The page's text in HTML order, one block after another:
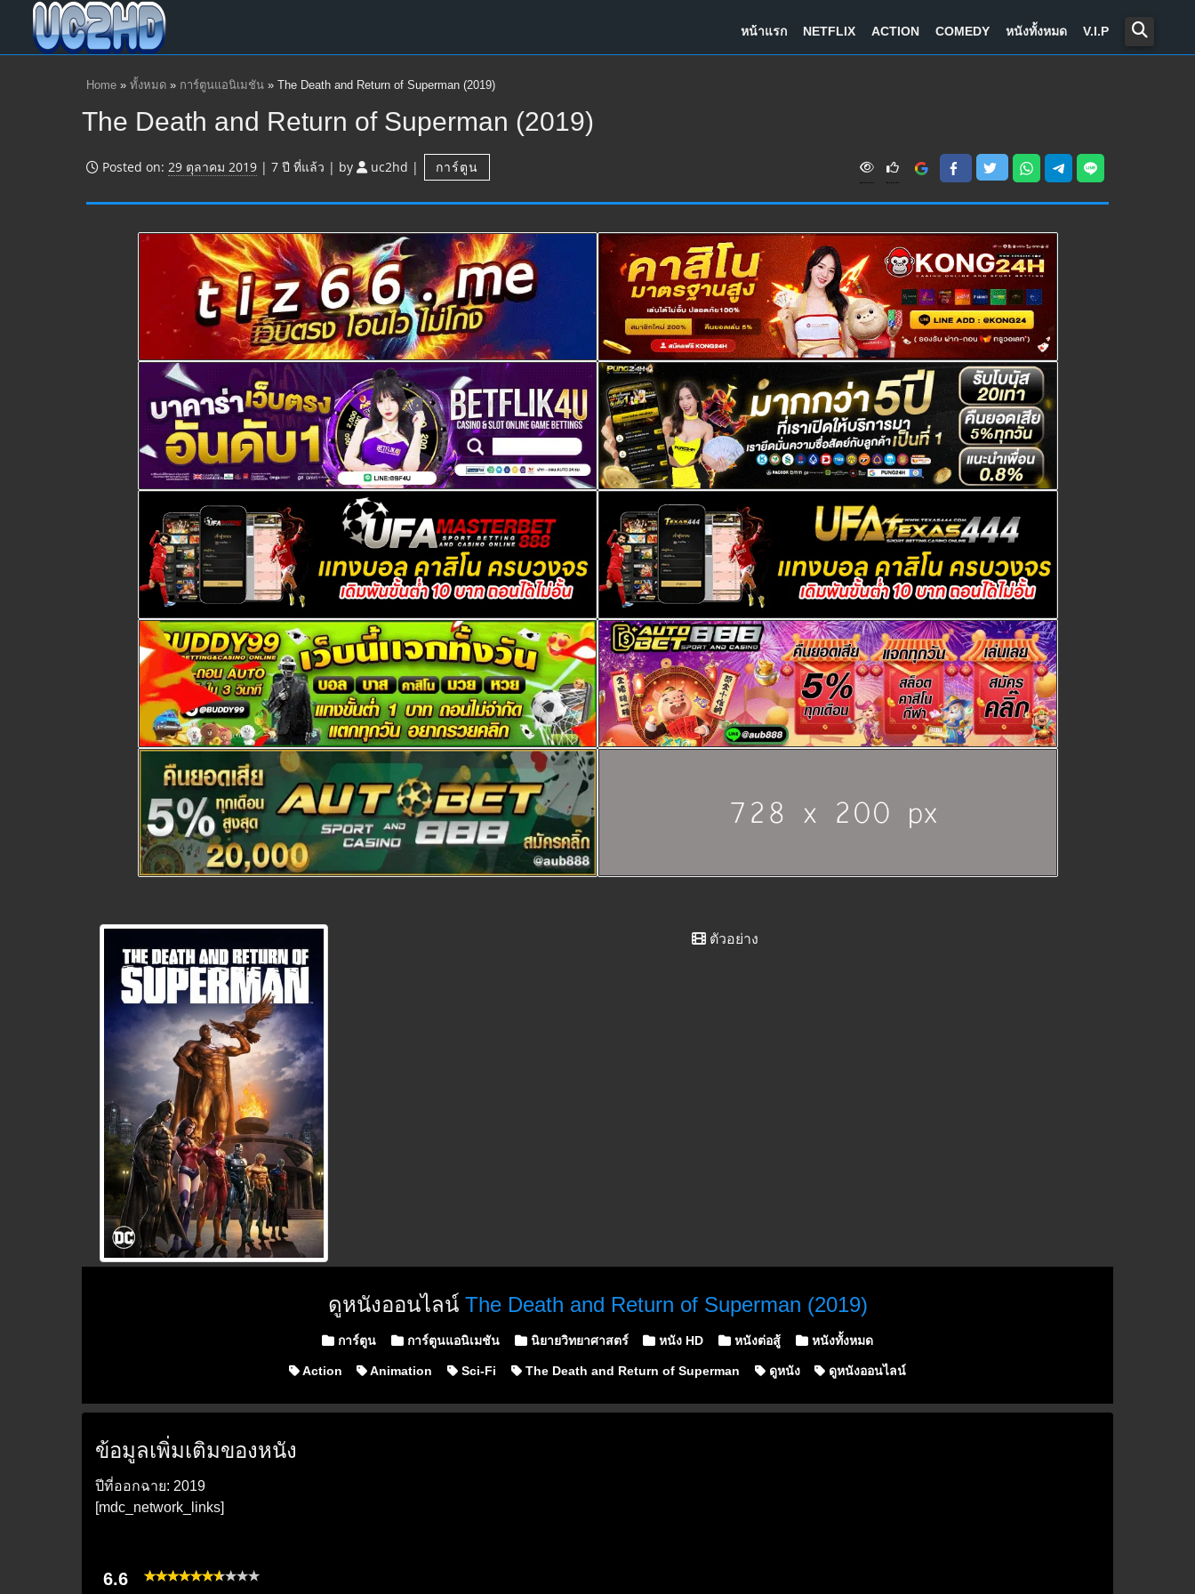
หน้าแรก NETFLIX ACTION COMEDY หนังทั้งหมด V.I.P
Home » ทั้งหมด » การ์ตูนแอนิเมชัน » The Death and Return of Superman (2019)
The Death and Return of Superman (2019)
Posted on: 29 ตุลาคม 2019 | 7 ปี ที่แล้ว | by uc2hd | การ์ตูน
V
w
s
ตัวอย่าง
ดูหนังออนไลน์ The Death and Return of Superman (2019)
Posted in
การ์ตูน การ์ตูนแอนิเมชัน นิยายวิทยาศาสตร์ หนัง HD หนังต่อสู้ หนังทั้งหมด
Action Animation Sci-Fi The Death and Return of Superman ดูหนัง ดูหนังออนไลน์
ข้อมูลเพิ่มเติมของหนัง
ปีที่ออกฉาย: 2019
[mdc_network_links]
6.6